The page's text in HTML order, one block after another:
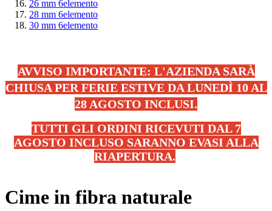
26 mm 6elemento
28 mm 6elemento
30 mm 6elemento
AVVISO IMPORTANTE: L'AZIENDA SARÀ
CHIUSA PER FERIE ESTIVE DA LUNEDÌ 10 AL
28 AGOSTO INCLUSI.
TUTTI GLI ORDINI RICEVUTI DAL 7
AGOSTO INCLUSO SARANNO EVASI ALLA
RIAPERTURA.
Cime in fibra naturale